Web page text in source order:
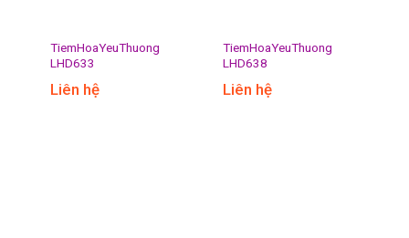
TiemHoaYeuThuong
LHD633
Liên hệ
TiemHoaYeuThuong
LHD638
Liên hệ